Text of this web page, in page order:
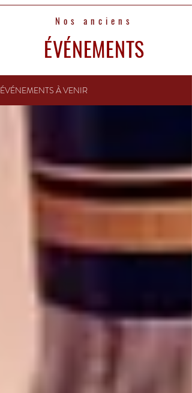
Nos anciens
ÉVÉNEMENTS
ÉVÉNEMENTS À VENIR